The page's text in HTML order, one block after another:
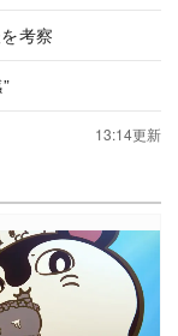
考察
13:14更新